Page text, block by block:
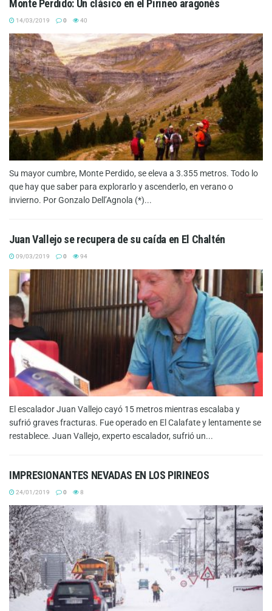
Monte Perdido: Un clásico en el Pirineo aragonés
14/03/2019 0 40
Su mayor cumbre, Monte Perdido, se eleva a 3.355 metros. Todo lo
que hay que saber para explorarlo y ascenderlo, en verano o
invierno. Por Gonzalo Dell’Agnola (*)...
Juan Vallejo se recupera de su caída en El Chaltén
09/03/2019 0 94
El escalador Juan Vallejo cayó 15 metros mientras escalaba y
sufrió graves fracturas. Fue operado en El Calafate y lentamente se
restablece. Juan Vallejo, experto escalador, sufrió un...
IMPRESIONANTES NEVADAS EN LOS PIRINEOS
24/01/2019 0 8